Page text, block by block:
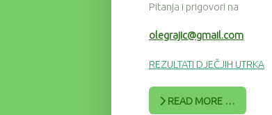
Pitanja i prigovori na
olegrajic@gmail.com
REZULTATI DJEČJIH UTRKA
READ MORE …